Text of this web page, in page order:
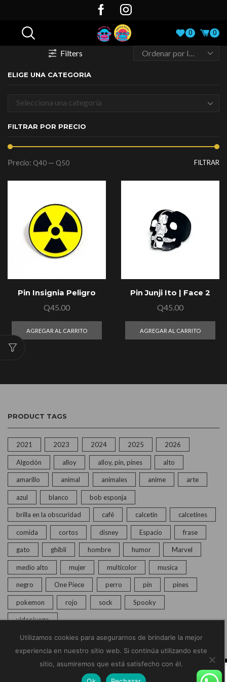
0 0
Filters
ELIGE UNA CATEGORIA
Selecciona una categoría
FILTRAR POR PRECIO
FILTRAR
Precio: Q40 — Q50
Pin Insignia Peligro
Q45.00
AGREGAR AL CARRITO
Pin Junji Ito | Face 2
Q45.00
AGREGAR AL CARRITO
PRODUCT TAGS
2021 2023 2024 2025 2026
Algodón alloy alloy, pin, pines alto
amarillo animal animales anime arte
azul blanco bob esponja
brilla en la obscuridad café calcetin calcetines
comida cortos disney Espacio frase
gato ghibli hombre humor Marvel
medio alto mujer multicolor musica
negro One Piece perro pin pines
pokemon rojo sock Spooky
videojuego
© Copyright 2020 – 2025 | Monkey Socks | Todos los
Utilizamos cookies para asegurarnos de brindarle la mejor
experiencia en nuestro sitio web. Si continúa utilizando este
sitio, asumiremos que está satisfecho con él.